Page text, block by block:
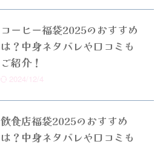
コーヒー福袋2025のおすすめ
は？中身ネタバレや口コミも
ご紹介！
2024/12/4
飲食店福袋2025のおすすめ
は？中身ネタバレや口コミも